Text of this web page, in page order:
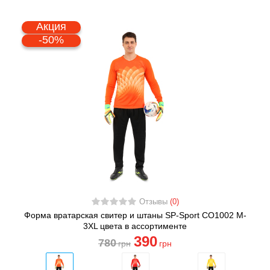
Акция
-50%
Отзывы (0)
Форма вратарская свитер и штаны SP-Sport CO1002 M-
3XL цвета в ассортименте
780грн 390 грн